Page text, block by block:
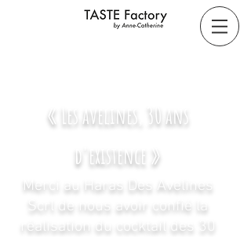
« Les avelines, 30 ans
d'existence »
Merci au Haras Des Avelines
Scrl
de nous avoir confié la
réalisation du cocktail des 30